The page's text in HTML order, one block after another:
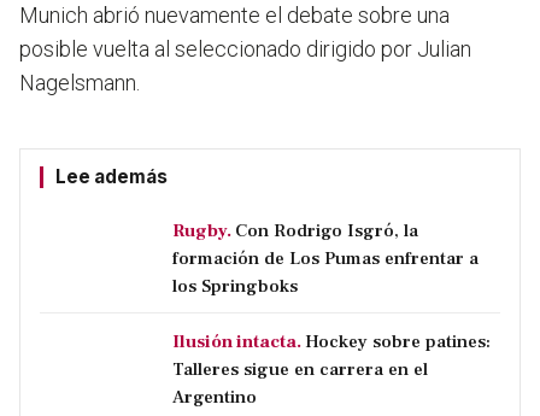
Munich abrió nuevamente el debate sobre una
posible vuelta al seleccionado dirigido por Julian
Nagelsmann.
Lee además
Rugby. Con Rodrigo Isgró, la
formación de Los Pumas enfrentar a
los Springboks
Ilusión intacta. Hockey sobre patines:
Talleres sigue en carrera en el
Argentino